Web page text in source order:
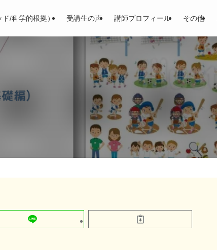
ド/科学的根拠） 受講生の声 講師プロフィール その他
編）